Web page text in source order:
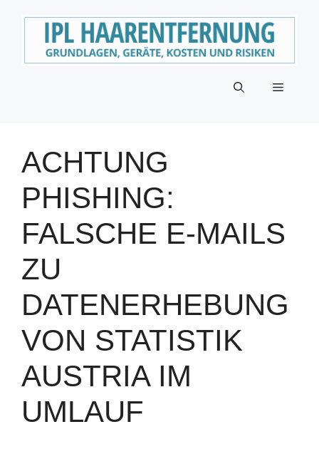
Menü
ACHTUNG
PHISHING:
FALSCHE E-MAILS
ZU
DATENERHEBUNG
VON STATISTIK
AUSTRIA IM
UMLAUF